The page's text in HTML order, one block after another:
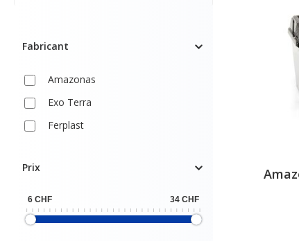
Fabricant
Amazonas
Exo Terra
Ferplast
Prix